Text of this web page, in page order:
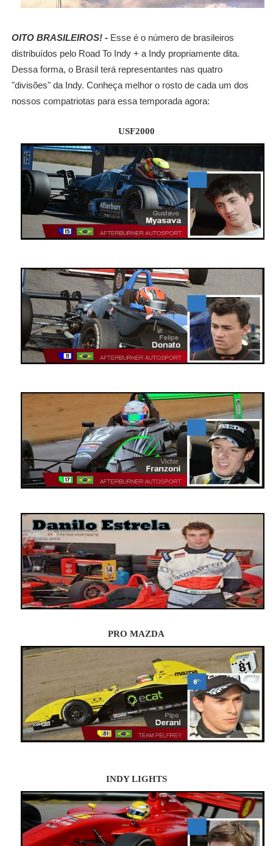
OITO BRASILEIROS! -Esse é o número de brasileiros
distribuídos pelo Road To Indy + a Indy propriamente dita.
Dessa forma, o Brasil terá representantes nas quatro
"divisões" da Indy. Conheça melhor o rosto de cada um dos
nossos compatriotas para essa temporada agora:
USF2000
PRO MAZDA
INDY LIGHTS